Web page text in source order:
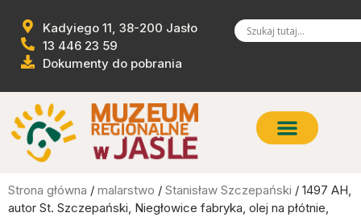
Kadyiego 11, 38-200 Jasło
13 446 23 59
Dokumenty do pobrania
Strona główna / malarstwo / Stanisław Szczepański / 1497 AH,
autor St. Szczepański, Niegłowice fabryka, olej na płótnie,